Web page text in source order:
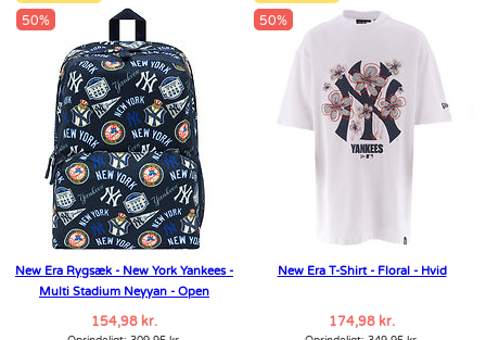
50%
New Era Rygsæk - New York Yankees -
Multi Stadium Neyyan - Open
154,98 kr.
50%
New Era T-Shirt - Floral - Hvid
174,98 kr.